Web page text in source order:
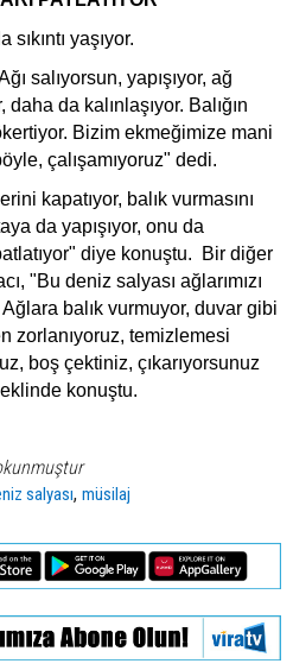
yaşıyor.
salıyorsun, yapışıyor, ağ
da kalınlaşıyor. Balığın
Bizim ekmeğimize mani
çalışamıyoruz" dedi.
kapatıyor, balık vurmasını
da yapışıyor, onu da
diye konuştu. Bir diğer
"Bu deniz salyası ağlarımızı
balık vurmuyor, duvar gibi
zorlanıyoruz, temizlemesi
boş çektiniz, çıkarıyorsunuz
konuştu.
salyası,müsilaj